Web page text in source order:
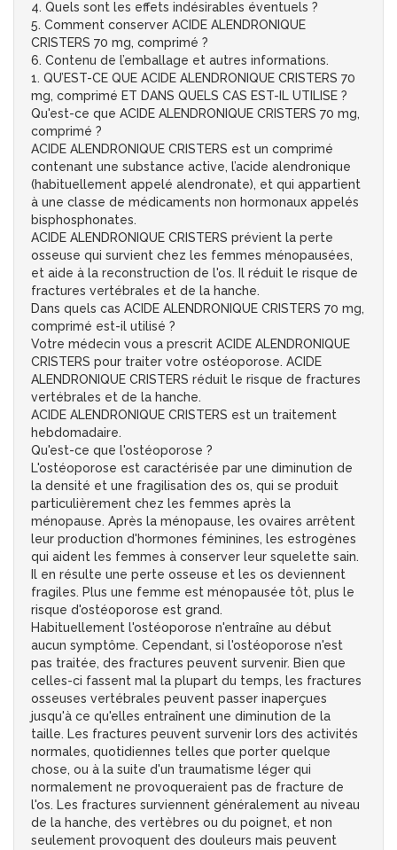
4. Quels sont les effets indésirables éventuels ?
5. Comment conserver ACIDE ALENDRONIQUE
CRISTERS 70 mg, comprimé ?
6. Contenu de l’emballage et autres informations.
1. QU’EST-CE QUE ACIDE ALENDRONIQUE CRISTERS 70
mg, comprimé ET DANS QUELS CAS EST-IL UTILISE ?
Qu'est-ce que ACIDE ALENDRONIQUE CRISTERS 70 mg,
comprimé ?
ACIDE ALENDRONIQUE CRISTERS est un comprimé
contenant une substance active, l’acide alendronique
(habituellement appelé alendronate), et qui appartient
à une classe de médicaments non hormonaux appelés
bisphosphonates.
ACIDE ALENDRONIQUE CRISTERS prévient la perte
osseuse qui survient chez les femmes ménopausées,
et aide à la reconstruction de l'os. Il réduit le risque de
fractures vertébrales et de la hanche.
Dans quels cas ACIDE ALENDRONIQUE CRISTERS 70 mg,
comprimé est-il utilisé ?
Votre médecin vous a prescrit ACIDE ALENDRONIQUE
CRISTERS pour traiter votre ostéoporose. ACIDE
ALENDRONIQUE CRISTERS réduit le risque de fractures
vertébrales et de la hanche.
ACIDE ALENDRONIQUE CRISTERS est un traitement
hebdomadaire.
Qu'est-ce que l'ostéoporose ?
L'ostéoporose est caractérisée par une diminution de
la densité et une fragilisation des os, qui se produit
particulièrement chez les femmes après la
ménopause. Après la ménopause, les ovaires arrêtent
leur production d'hormones féminines, les estrogènes
qui aident les femmes à conserver leur squelette sain.
Il en résulte une perte osseuse et les os deviennent
fragiles. Plus une femme est ménopausée tôt, plus le
risque d'ostéoporose est grand.
Habituellement l'ostéoporose n'entraîne au début
aucun symptôme. Cependant, si l'ostéoporose n'est
pas traitée, des fractures peuvent survenir. Bien que
celles-ci fassent mal la plupart du temps, les fractures
osseuses vertébrales peuvent passer inaperçues
jusqu'à ce qu'elles entraînent une diminution de la
taille. Les fractures peuvent survenir lors des activités
normales, quotidiennes telles que porter quelque
chose, ou à la suite d'un traumatisme léger qui
normalement ne provoqueraient pas de fracture de
l'os. Les fractures surviennent généralement au niveau
de la hanche, des vertèbres ou du poignet, et non
seulement provoquent des douleurs mais peuvent